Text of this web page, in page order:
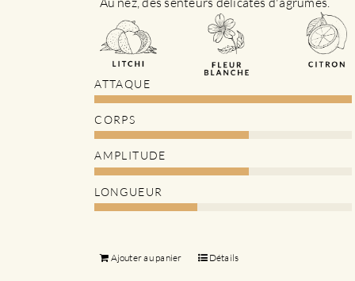
ATTAQUE
CORPS
AMPLITUDE
LONGUEUR
Ajouter au panier Détails